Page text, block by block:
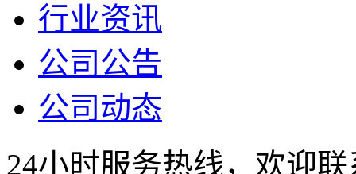
行业资讯
公司公告
公司动态
24小时服务热线，欢迎